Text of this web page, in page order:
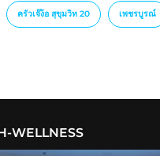
ครัวเจ๊ง้อ สุขุมวิท 20 เพชรบูรณ์
WELLNESS